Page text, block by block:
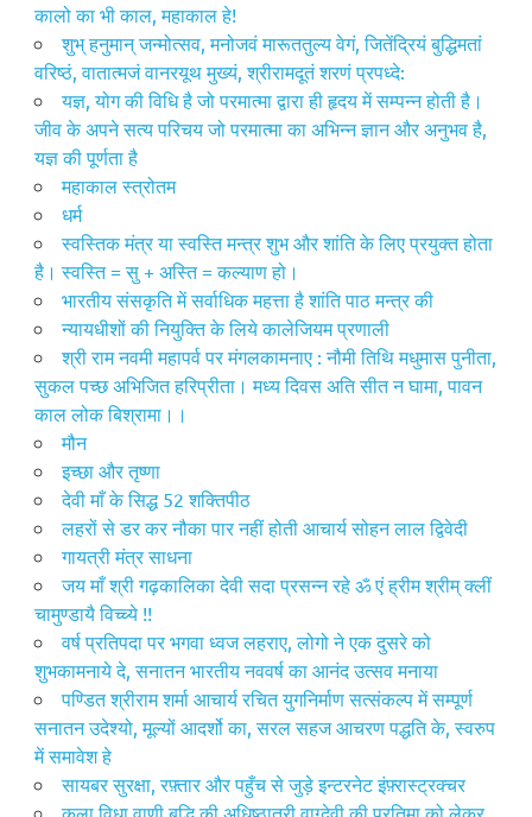
कालो का भी काल, महाकाल हे!
शुभ् हनुमान् जन्मोत्सव, मनोजवं मारूततुल्य वेगं, जितेंद्रियं बुद्धिमतां
वरिष्ठं, वातात्मजं वानरयूथ मुख्यं, श्रीरामदूतं शरणं प्रपध्दे:
यज्ञ, योग की विधि है जो परमात्मा द्वारा ही हृदय में सम्पन्न होती है।
जीव के अपने सत्य परिचय जो परमात्मा का अभिन्न ज्ञान और अनुभव है,
यज्ञ की पूर्णता है
महाकाल स्त्रोतम
धर्म
स्वस्तिक मंत्र या स्वस्ति मन्त्र शुभ और शांति के लिए प्रयुक्त होता
है। स्वस्ति = सु + अस्ति = कल्याण हो।
भारतीय संसकृति में सर्वाधिक महत्ता है शांति पाठ मन्त्र की
न्यायधीशों की नियुक्ति के लिये कालेजियम प्रणाली
श्री राम नवमी महापर्व पर मंगलकामनाए : नौमी तिथि मधुमास पुनीता,
सुकल पच्छ अभिजित हरिप्रीता। मध्य दिवस अति सीत न घामा, पावन
काल लोक बिश्रामा।।
मौन
इच्छा और तृष्णा
देवी माँ के सिद्ध 52 शक्तिपीठ
लहरों से डर कर नौका पार नहीं होती आचार्य सोहन लाल द्विवेदी
गायत्री मंत्र साधना
जय माँ श्री गढ़कालिका देवी सदा प्रसन्न रहे ॐ एं ह्रीम श्रीम् क्लीं
चामुण्डायै विच्च्ये !!
वर्ष प्रतिपदा पर भगवा ध्वज लहराए, लोगो ने एक दुसरे को
शुभकामनाये दे, सनातन भारतीय नववर्ष का आनंद उत्सव मनाया
पण्डित श्रीराम शर्मा आचार्य रचित युगनिर्माण सत्संकल्प में सम्पूर्ण
सनातन उदेश्यो, मूल्यों आदर्शो का, सरल सहज आचरण पद्धति के, स्वरुप
में समावेश हे
सायबर सुरक्षा, रफ़्तार और पहुँच से जुड़े इन्टरनेट इंफ़्रास्ट्रक्चर